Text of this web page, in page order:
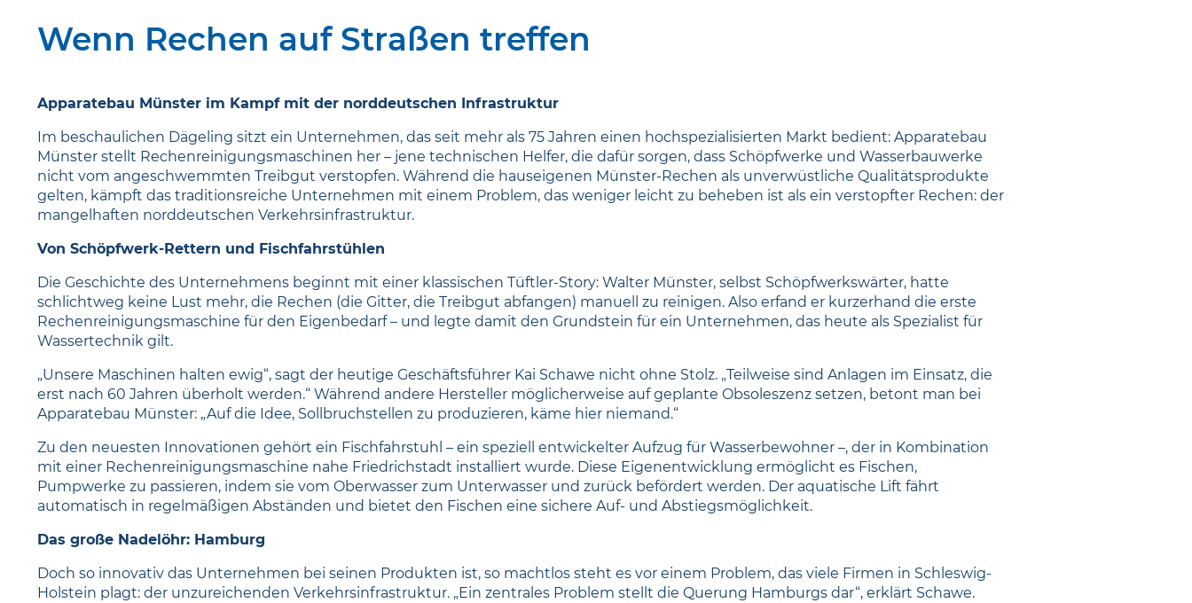
Wenn Rechen auf Straßen treffen
Apparatebau Münster im Kampf mit der norddeutschen Infrastruktur
Im beschaulichen Dägeling sitzt ein Unternehmen, das seit mehr als 75 Jahren einen hochspezialisierten Markt bedient: Apparatebau
Münster stellt Rechenreinigungsmaschinen her – jene technischen Helfer, die dafür sorgen, dass Schöpfwerke und Wasserbauwerke
nicht vom angeschwemmten Treibgut verstopfen. Während die hauseigenen Münster-Rechen als unverwüstliche Qualitätsprodukte
gelten, kämpft das traditionsreiche Unternehmen mit einem Problem, das weniger leicht zu beheben ist als ein verstopfter Rechen: der
mangelhaften norddeutschen Verkehrsinfrastruktur.
Von Schöpfwerk-Rettern und Fischfahrstühlen
Die Geschichte des Unternehmens beginnt mit einer klassischen Tüftler-Story: Walter Münster, selbst Schöpfwerkswärter, hatte
schlichtweg keine Lust mehr, die Rechen (die Gitter, die Treibgut abfangen) manuell zu reinigen. Also erfand er kurzerhand die erste
Rechenreinigungsmaschine für den Eigenbedarf – und legte damit den Grundstein für ein Unternehmen, das heute als Spezialist für
Wassertechnik gilt.
„Unsere Maschinen halten ewig“, sagt der heutige Geschäftsführer Kai Schawe nicht ohne Stolz. „Teilweise sind Anlagen im Einsatz, die
erst nach 60 Jahren überholt werden.“ Während andere Hersteller möglicherweise auf geplante Obsoleszenz setzen, betont man bei
Apparatebau Münster: „Auf die Idee, Sollbruchstellen zu produzieren, käme hier niemand.“
Zu den neuesten Innovationen gehört ein Fischfahrstuhl – ein speziell entwickelter Aufzug für Wasserbewohner –, der in Kombination
mit einer Rechenreinigungsmaschine nahe Friedrichstadt installiert wurde. Diese Eigenentwicklung ermöglicht es Fischen,
Pumpwerke zu passieren, indem sie vom Oberwasser zum Unterwasser und zurück befördert werden. Der aquatische Lift fährt
automatisch in regelmäßigen Abständen und bietet den Fischen eine sichere Auf- und Abstiegsmöglichkeit.
Das große Nadelöhr: Hamburg
Doch so innovativ das Unternehmen bei seinen Produkten ist, so machtlos steht es vor einem Problem, das viele Firmen in Schleswig-
Holstein plagt: der unzureichenden Verkehrsinfrastruktur. „Ein zentrales Problem stellt die Querung Hamburgs dar“, erklärt Schawe.